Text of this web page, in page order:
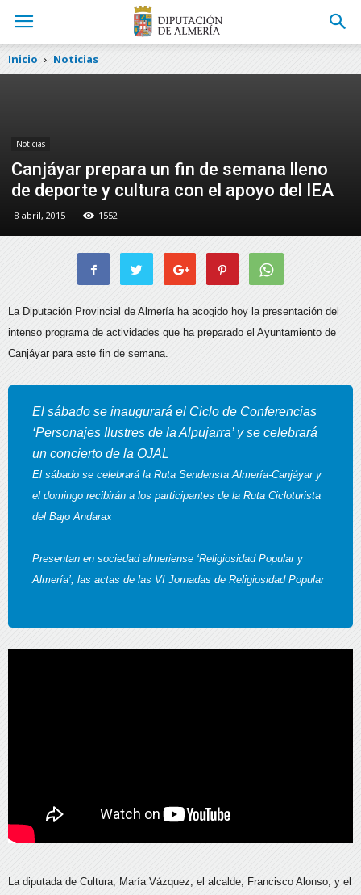
Inicio Noticias
Noticias
Canjáyar prepara un fin de semana lleno
de deporte y cultura con el apoyo del IEA
8 abril, 2015 1552
La Diputación Provincial de Almería ha acogido hoy la presentación del
intenso programa de actividades que ha preparado el Ayuntamiento de
Canjáyar para este fin de semana.
El sábado se inaugurará el Ciclo de Conferencias
‘Personajes Ilustres de la Alpujarra’ y se celebrará
un concierto de la OJAL
El sábado se celebrará la Ruta Senderista Almería-Canjáyar y
el domingo recibirán a los participantes de la Ruta Cicloturista
del Bajo Andarax
Presentan en sociedad almeriense ‘Religiosidad Popular y
Almería’, las actas de las VI Jornadas de Religiosidad Popular
La diputada de Cultura, María Vázquez, el alcalde, Francisco Alonso; y el